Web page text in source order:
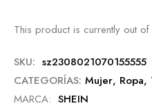
This product is currently out
SKU: sz2308021070155555
CATEGORÍAS: Mujer, Ropa,
MARCA: SHEIN